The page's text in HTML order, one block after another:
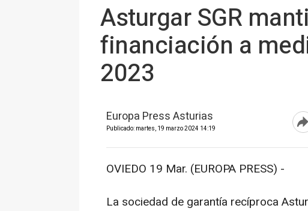
Asturgar SGR
financiación a
2023
Europa Press Asturias
Publicado: martes, 19 marzo 2024 14:19
OVIEDO 19 Mar. (EUROPA PRESS) -
La sociedad de garantía recíproca